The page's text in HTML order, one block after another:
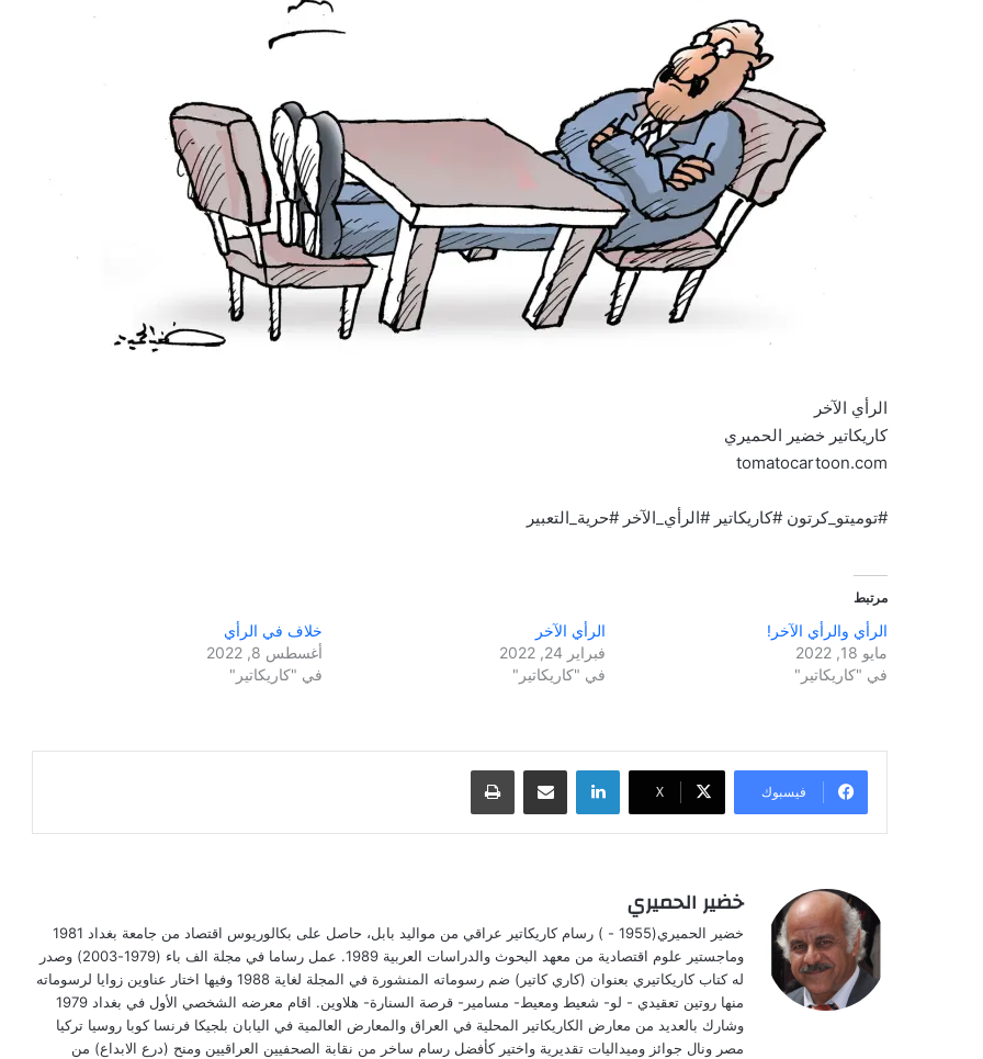
الرأي الآخر
كاريكاتير خضير الحميري
tomatocartoon.com
#توميتو_كرتون #كاريكاتير #الرأي_الآخر #حرية_التعبير
مرتبط
الرأي والرأي الآخر!
مايو 18, 2022
في "كاريكاتير"
الرأي الآخر
فبراير 24, 2022
في "كاريكاتير"
خلاف في الرأي
أغسطس 8, 2022
في "كاريكاتير"
فيسبوك ‫X
لينكدإن مشاركة عبر البريد طباعة
خضير الحميري
خضير الحميري(1955 - ) رسام كاريكاتير عراقي من مواليد بابل، حاصل على بكالوريوس اقتصاد من جامعة بغداد 1981
وماجستير علوم اقتصادية من معهد البحوث والدراسات العربية 1989. عمل رساما في مجلة الف باء (1979-2003) وصدر
له كتاب كاريكاتيري بعنوان (كاري كاتير) ضم رسوماته المنشورة في المجلة لغاية 1988 وفيها اختار عناوين زوايا لرسوماته
منها روتين تعقيدي - لو- شعيط ومعيط- مسامير- قرصة السنارة- هلاوين. اقام معرضه الشخصي الأول في بغداد 1979
وشارك بالعديد من معارض الكاريكاتير المحلية في العراق والمعارض العالمية في اليابان بلجيكا فرنسا كوبا روسيا تركيا
مصر ونال جوائز وميداليات تقديرية واختير كأفضل رسام ساخر من نقابة الصحفيين العراقيين ومنح (درع الابداع) من